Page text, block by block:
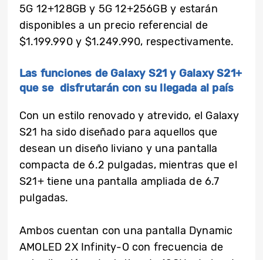
5G 12+128GB y 5G 12+256GB y estarán
disponibles a un precio referencial de
$1.199.990 y $1.249.990, respectivamente.
Las funciones de Galaxy S21 y Galaxy S21+
que se disfrutarán con su llegada al país
Con un estilo renovado y atrevido, el Galaxy
S21 ha sido diseñado para aquellos que
desean un diseño liviano y una pantalla
compacta de 6.2 pulgadas, mientras que el
S21+ tiene una pantalla ampliada de 6.7
pulgadas.
Ambos cuentan con una pantalla Dynamic
AMOLED 2X Infinity-O con frecuencia de